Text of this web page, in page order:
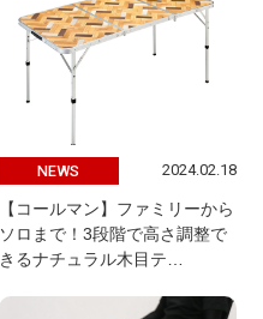
NEWS 2024.02.18
【コールマン】ファミリーから
ソロまで！3段階で高さ調整で
きるナチュラル木目テ…